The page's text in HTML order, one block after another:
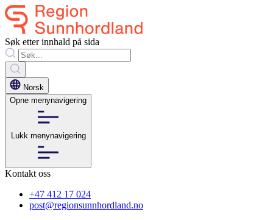
Søk etter innhald på sida
Norsk
Opne menynavigering
Lukk menynavigering
Kontakt oss
+47 412 17 024
post@regionsunnhordland.no